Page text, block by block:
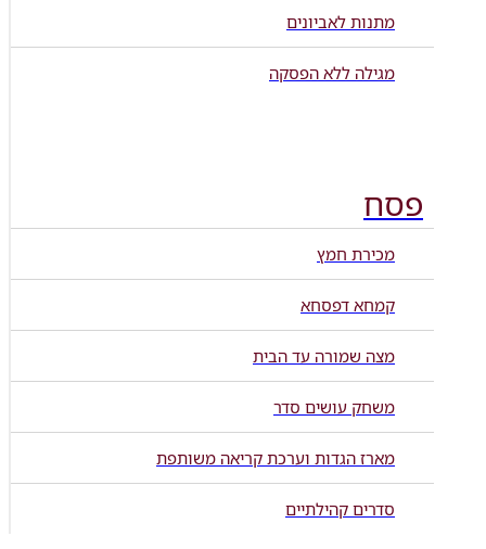
מתנות לאביונים
מגילה ללא הפסקה
פסח
מכירת חמץ
קמחא דפסחא
מצה שמורה עד הבית
משחק עושים סדר
מארז הגדות וערכת קריאה משותפת
סדרים קהילתיים